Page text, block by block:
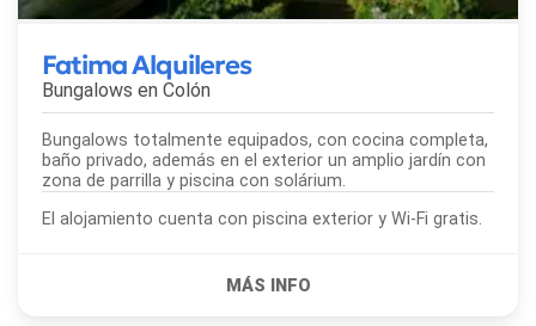
Fatima Alquileres
Bungalows en Colón
Bungalows totalmente equipados, con cocina completa,
baño privado, además en el exterior un amplio jardín con
zona de parrilla y piscina con solárium.
El alojamiento cuenta con piscina exterior y Wi-Fi gratis.